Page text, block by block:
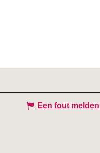
Een fout melden